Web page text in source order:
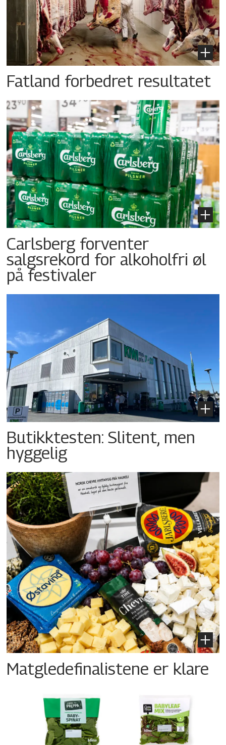
Fatland forbedret resultatet
Carlsberg forventer
salgsrekord for alkoholfri øl
på festivaler
Butikktesten: Slitent, men
hyggelig
Matgledefinalistene er klare